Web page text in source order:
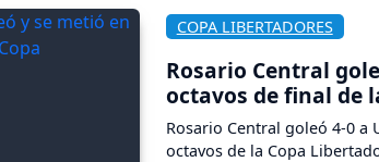
COPA LIBERTADORES
Rosario Central
octavos de final de
Rosario Central goleó 4-0 a
octavos de la Copa